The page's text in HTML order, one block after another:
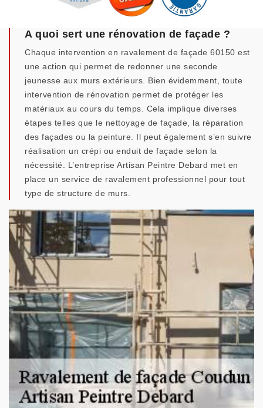
A quoi sert une rénovation de façade ?
Chaque intervention en ravalement de façade 60150 est
une action qui permet de redonner une seconde
jeunesse aux murs extérieurs. Bien évidemment, toute
intervention de rénovation permet de protéger les
matériaux au cours du temps. Cela implique diverses
étapes telles que le nettoyage de façade, la réparation
des façades ou la peinture. Il peut également s’en suivre
réalisation un crépi ou enduit de façade selon la
nécessité. L’entreprise Artisan Peintre Debard met en
place un service de ravalement professionnel pour tout
type de structure de murs.